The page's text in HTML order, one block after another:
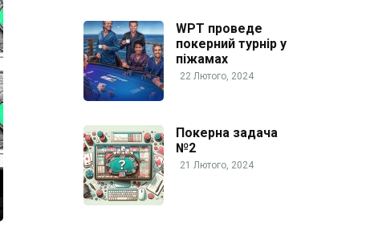
WPT проведе
покерний турнір у
піжамах
22 Лютого, 2024
Покерна задача
№2
21 Лютого, 2024